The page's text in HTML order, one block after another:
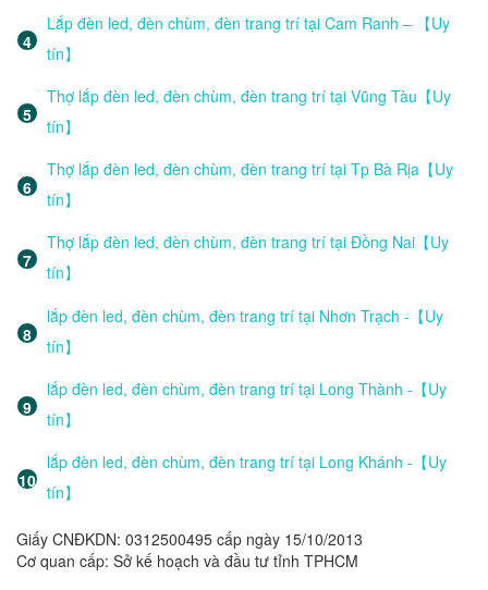
Lắp đèn led, đèn chùm, đèn trang trí tại Cam Ranh – 【Uy
tín】
Thợ lắp đèn led, đèn chùm, đèn trang trí tại Vũng Tàu【Uy
tín】
Thợ lắp đèn led, đèn chùm, đèn trang trí tại Tp Bà Rịa【Uy
tín】
Thợ lắp đèn led, đèn chùm, đèn trang trí tại Đồng Nai【Uy
tín】
lắp đèn led, đèn chùm, đèn trang trí tại Nhơn Trạch -【Uy
tín】
lắp đèn led, đèn chùm, đèn trang trí tại Long Thành -【Uy
tín】
lắp đèn led, đèn chùm, đèn trang trí tại Long Khánh -【Uy
tín】
Giấy CNĐKDN: 0312500495 cấp ngày 15/10/2013
Cơ quan cấp: Sở kế hoạch và đầu tư tỉnh TPHCM